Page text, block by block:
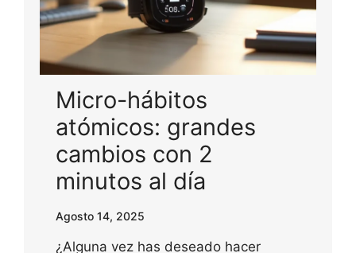
Micro-hábitos
atómicos: grandes
cambios con 2
minutos al día
Agosto 14, 2025
¿Alguna vez has deseado hacer